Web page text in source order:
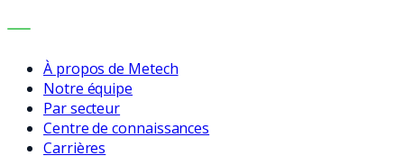
ENTREPRISE
À propos de Metech
Notre équipe
Par secteur
Centre de connaissances
Carrières